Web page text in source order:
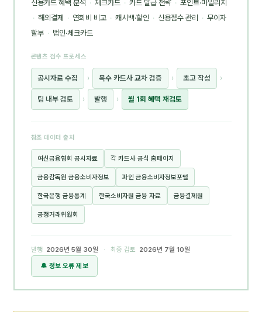
신용카드 혜택 분석 · 체크카드 · 카드 발급 전략 · 포인트·마일리지
· 해외결제 · 연회비 비교 · 캐시백·할인 · 신용점수 관리 · 무이자
할부 · 법인·체크카드
콘텐츠 검수 프로세스
공시자료 수집 › 복수 카드사 교차 검증 › 초고 작성 ›
팀 내부 검토 › 발행 › 월 1회 혜택 재검토
참조 데이터 출처
여신금융협회 공시자료 각 카드사 공식 홈페이지
금융감독원 금융소비자정보 파인 금융소비자정보포털
한국은행 금융통계 한국소비자원 금융 자료 금융결제원
공정거래위원회
발행 2026년 5월 30일 · 최종 검토
2026년 7월 10일
🔔 정보 오류 제보